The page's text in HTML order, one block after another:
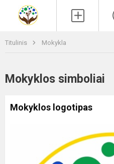
Titulinis Mokykla
Mokyklos simboliai
Mokyklos logotipas